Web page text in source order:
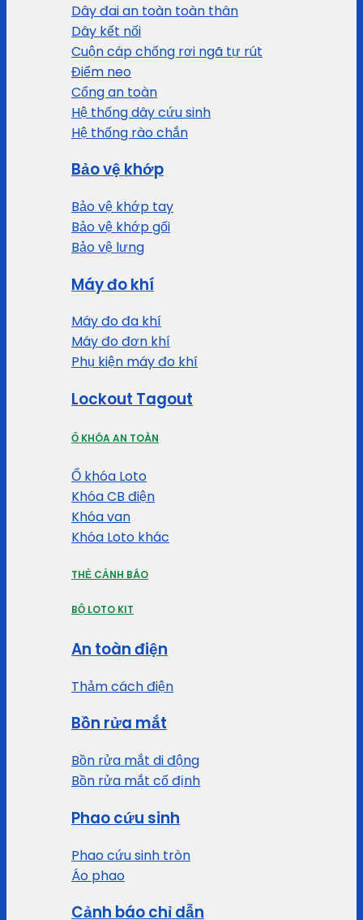
Dây đai an toàn toàn thân
Dây kết nối
Cuộn cáp chống rơi ngã tự rút
Điểm neo
Cổng an toàn
Hệ thống dây cứu sinh
Hệ thống rào chắn
Bảo vệ khớp
Bảo vệ khớp tay
Bảo vệ khớp gối
Bảo vệ lưng
Máy đo khí
Máy đo đa khí
Máy đo đơn khí
Phụ kiện máy đo khí
Lockout Tagout
Ổ KHÓA AN TOÀN
Ổ khóa Loto
Khóa CB điện
Khóa van
Khóa Loto khác
THẺ CẢNH BÁO
BỘ LOTO KIT
An toàn điện
Thảm cách điện
Bồn rửa mắt
Bồn rửa mắt di động
Bồn rửa mắt cố định
Phao cứu sinh
Phao cứu sinh tròn
Áo phao
Cảnh báo chỉ dẫn